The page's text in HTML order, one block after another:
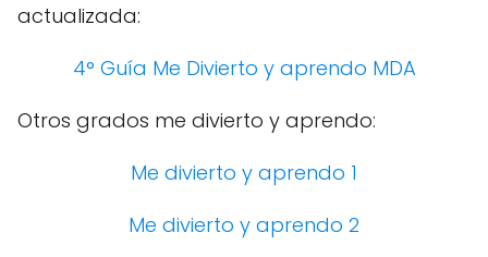
actualizada:
4° Guía Me Divierto y aprendo MDA
Otros grados me divierto y aprendo:
Me divierto y aprendo 1
Me divierto y aprendo 2